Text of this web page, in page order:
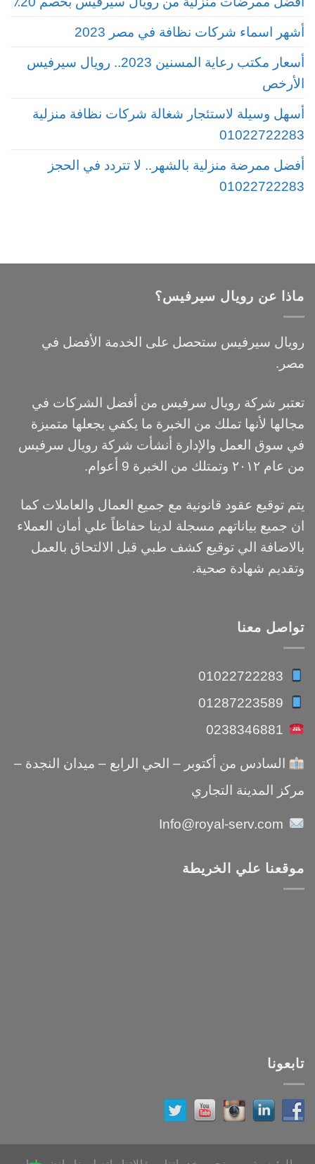
أشهر اسماء شركات نظافة في مصر 2023
أسعار مكتب رعاية المسنين 2023.. رويال سيرفيس
الأرخص
أسهل وسيلة لاستئجار شغالة شركات نظافة منزلية
01022722283
أفضل ممرضة منزلية بالشهر.. لا تتردد في الحجز
01022722283
ماذا عن رويال سيرفيس؟
رويال سيرفيس ستحصل على الخدمة الأفضل في
مصر.
تعتبر شركة رويال سرفيس من أفضل الشركات في
مجالها لأنها تملك من الخبرة ما يكفي يجعلها متميزة
في سوق العمل والإدارة أنشأت شركة رويال سرفيس
من عام ٢٠١٢ وتمتلك من الخبرة 9 أعوام.
يتم توقيع عقود قانونية مع جميع العمال والعاملات كما
ان جميع بياناتهم مسجلة لدينا حفاظاً علي أمان العملاء
بالاضافة الي توقيع كشف طبي قبل الالتحاق بالعمل
وتقديم شهادة صحية.
تواصل معنا
01022722283
01287223589
0238346881
السادس من أكتوبر – الحي الرابع – ميدان النجدة –
مركز المدينة التجاري
Info@royal-serv.com
موقعنا علي الخريطة
تابعونا